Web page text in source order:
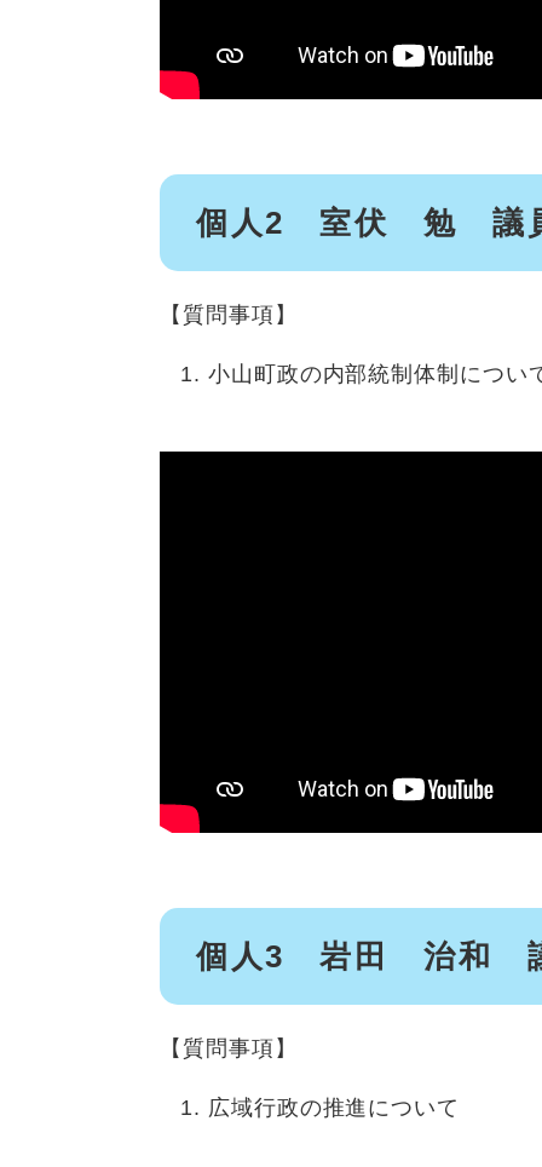
個人2 室伏 勉 議
【質問事項】
小山町政の内部統制体制につい
個人3 岩田 治和
【質問事項】
広域行政の推進について